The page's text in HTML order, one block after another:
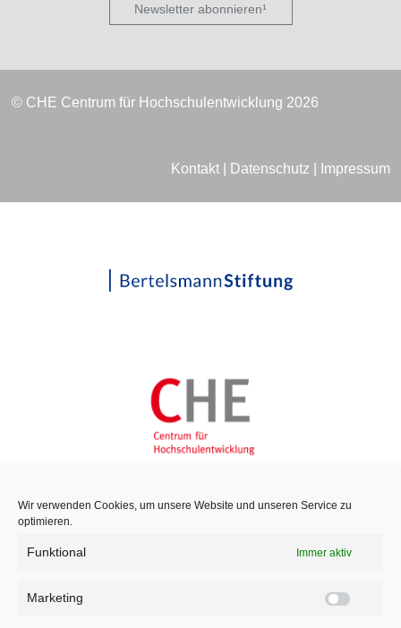
Wir verwenden Cookies, um unsere Website und unseren Service zu
optimieren.
Funktional Immer aktiv
Marketing
Newsletter abonnieren¹
© CHE Centrum für Hochschulentwicklung 2026
Kontakt| Datenschutz Impressum